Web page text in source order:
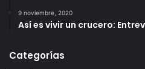
9 noviembre, 2020
Así es vivir un crucero:
Categorías